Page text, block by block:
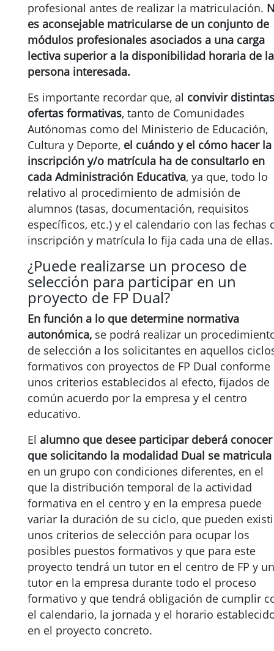
profesional antes de realizar la matriculación.
es aconsejable matricularse de un conjunto de
módulos profesionales asociados a una carga
lectiva superior a la disponibilidad horaria de la
persona interesada.
Es importante recordar que, al convivir distintas
ofertas formativas, tanto de Comunidades
Autónomas como del Ministerio de Educación,
Cultura y Deporte, el cuándo y el cómo hacer la
inscripción y/o matrícula ha de consultarlo en
cada Administración Educativa, ya que, todo lo
relativo al procedimiento de admisión de
alumnos (tasas, documentación, requisitos
específicos, etc.) y el calendario con las fechas
inscripción y matrícula lo fija cada una de ellas.
¿Puede realizarse un proceso de
selección para participar en un
proyecto de FP Dual?
En función a lo que determine normativa
autonómica, se podrá realizar un
de selección a los solicitantes en aquellos
formativos con proyectos de FP Dual conforme
unos criterios establecidos al efecto, fijados de
común acuerdo por la empresa y el centro
educativo.
El alumno que desee participar deberá conocer
que solicitando la modalidad Dual se matricula
en un grupo con condiciones diferentes, en el
que la distribución temporal de la actividad
formativa en el centro y en la empresa puede
variar la duración de su ciclo, que pueden
unos criterios de selección para ocupar los
posibles puestos formativos y que para este
proyecto tendrá un tutor en el centro de FP y un
tutor en la empresa durante todo el proceso
formativo y que tendrá obligación de cumplir
el calendario, la jornada y el horario
en el proyecto concreto.